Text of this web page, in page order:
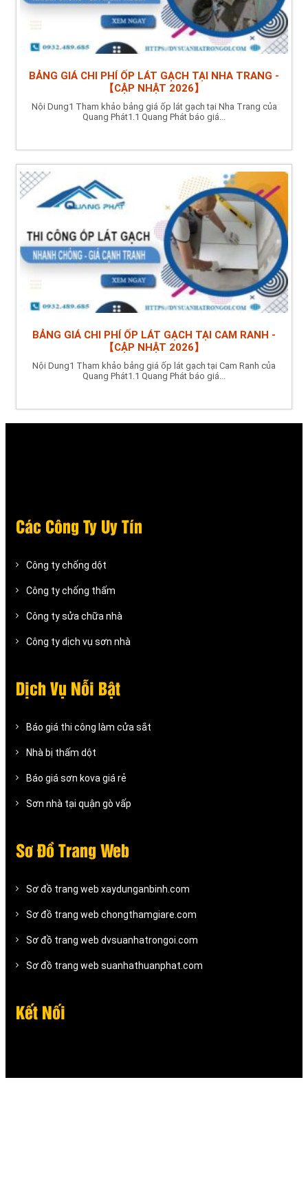
BẢNG GIÁ CHI PHÍ ỐP LÁT GẠCH TẠI NHA TRANG -
【CẬP NHẬT 2026】
Nội Dung1 Tham khảo bảng giá ốp lát gạch tại Nha Trang của
Quang Phát1.1 Quang Phát báo giá...
BẢNG GIÁ CHI PHÍ ỐP LÁT GẠCH TẠI CAM RANH -
【CẬP NHẬT 2026】
Nội Dung1 Tham khảo bảng giá ốp lát gạch tại Cam Ranh của
Quang Phát1.1 Quang Phát báo giá...
Các Công Ty Uy Tín
Công ty chống dột
Công ty chống thấm
Công ty sửa chữa nhà
Công ty dịch vụ sơn nhà
Dịch Vụ Nỗi Bật
Báo giá thi công làm cửa sắt
Nhà bị thấm dột
Báo giá sơn kova giá rẻ
Sơn nhà tại quận gò vấp
Sơ Đồ Trang Web
Sơ đồ trang web xaydunganbinh.com
Sơ đồ trang web chongthamgiare.com
Sơ đồ trang web dvsuanhatrongoi.com
Sơ đồ trang web suanhathuanphat.com
Kết Nối